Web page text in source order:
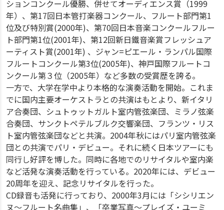
ションコンクール優勝、併せてオーディエンス賞（1999
年）、第17回日本管打楽器コンクール、フルート部門第1
位及び特別賞(2000年)、第70回日本音楽コンクールフルー
ト部門第1位(2001年)、第12回新日鐵音楽賞フレッシュア
ーティスト賞(2001年) 、ジャン=ピエール・ランパル国際
フルートコンクール第3位(2005年)、神戸国際フルートコ
ンクール第３位（2005年）など多数の受賞歴を誇る。
一方で、大学在学中より本格的な演奏活動を開始。これま
でに国内主要オーケストラとの共演はもとより、新イタリ
ア合奏団、シュトゥットガルト室内管弦楽団、ミラノ弦楽
合奏団、サンクトペテルブルク交響楽団、フランツ・リス
ト室内管弦楽団などと共演。2004年秋にはパリ室内管弦楽
団との共演でパリ・デビュー。それに続く日本ツアーにも
同行し好評を博した。同時に各地でのリサイタルや室内楽
など活発な演奏活動を行っている。2020年には、デビュー
20周年を迎え、記念リサイタルを行った。
CD録音も活発に行っており、2000年3月には「シシリエン
ヌ～フルート名曲集」、「卒業写真～プレイズ・ユーミ